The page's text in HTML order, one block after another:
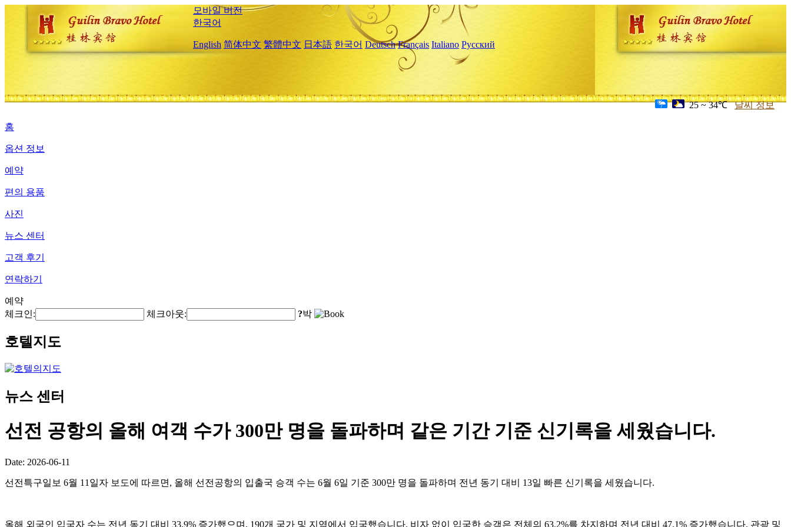
모바일 버전
한국어
English 简体中文 繁體中文 日本語 한국어 Deutsch Français Italiano Русский
25 ~ 34℃ 날씨 정보
홈
옵션 정보
예약
편의 용품
사진
뉴스 센터
고객 후기
연락하기
예약
체크인:
체크아웃: ?박
호텔지도
뉴스 센터
선전 공항의 올해 여객 수가 300만 명을 돌파하며 같은 기간 기준 신기록을 세웠습니다.
Date: 2026-06-11
선전특구일보 6월 11일자 보도에 따르면, 올해 선전공항의 입출국 승객 수는 6월 6일 기준 300만 명을 돌파하며 전년 동기 대비 13일 빠른 신기록을 세웠습니다.
올해 외국인 입국자 수는 전년 동기 대비 33.9% 증가했으며, 190개 국가 및 지역에서 입국했습니다. 비자 없이 입국한 승객은 전체의 63.2%를 차지하며 전년 대비 47.1% 증가했습니다. 관광 및